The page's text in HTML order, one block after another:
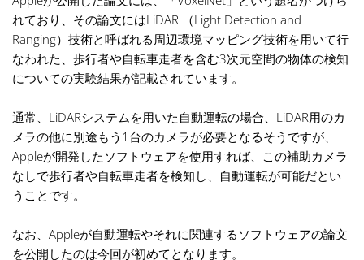
れており、その論文にはLiDAR （Light Detection and
Ranging）技術と呼ばれる周辺環境マッピング技術を用いて行
なわれた、歩行者や自転車走者を含む3次元空間の物体の検知
についての実験結果が記載されています。
通常、LiDARシステムを用いた自動運転の場合、LiDAR用のカ
メラの他に別途もう1台のカメラが必要となるそうですが、
Appleが開発したソフトウェアを使用すれば、この補助カメラ
なしで歩行者や自転車走者を検知し、自動運転が可能だとい
うことです。
なお、Appleが自動運転やそれに関連するソフトウェアの論文
を公開したのは今回が初めてとなります。